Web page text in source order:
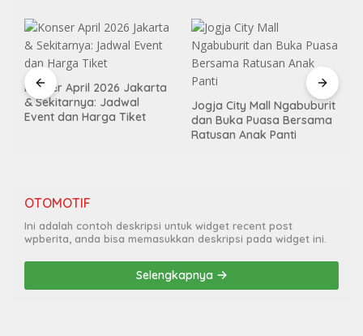
Konser April 2026 Jakarta
& Sekitarnya: Jadwal
Event dan Harga Tiket
Jogja City Mall Ngabuburit
dan Buka Puasa Bersama
Ratusan Anak Panti
OTOMOTIF
Ini adalah contoh deskripsi untuk widget recent post
wpberita, anda bisa memasukkan deskripsi pada widget ini.
Selengkapnya